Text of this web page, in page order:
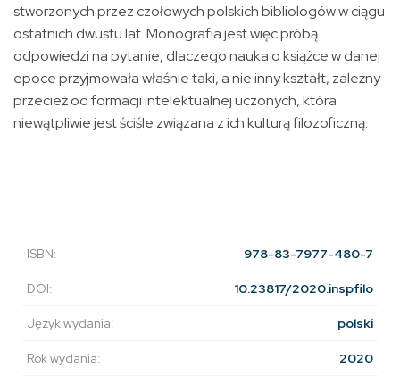
stworzonych przez czołowych polskich bibliologów w ciągu
ostatnich dwustu lat. Monografia jest więc próbą
odpowiedzi na pytanie, dlaczego nauka o książce w danej
epoce przyjmowała właśnie taki, a nie inny kształt, zależny
przecież od formacji intelektualnej uczonych, która
niewątpliwie jest ściśle związana z ich kulturą filozoficzną.
ISBN: 978-83-7977-480-7
DOI: 10.23817/2020.inspfilo
Język wydania: polski
Rok wydania: 2020